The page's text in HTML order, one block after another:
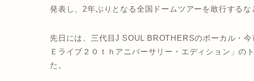
発表し、2年ぶりとなる全国ドームツアーを敢行するな
先日には、三代目J SOUL BROTHERSのボーカル・
Ｅライブ２０ｔｈアニバーサリー・エディション」の
た。